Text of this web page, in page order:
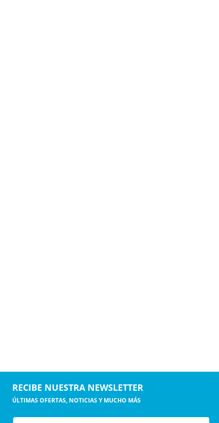
RECIBE NUESTRA NEWSLETTER
ÚLTIMAS OFERTAS, NOTICIAS Y MUCHO MÁS